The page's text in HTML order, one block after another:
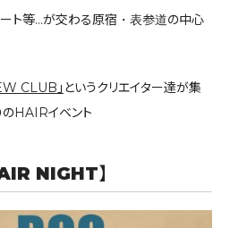
ート等…が交わる原宿・表参道の中心
CLUB」 というクリエイター達が集
HAIRイベント
NIGHT】